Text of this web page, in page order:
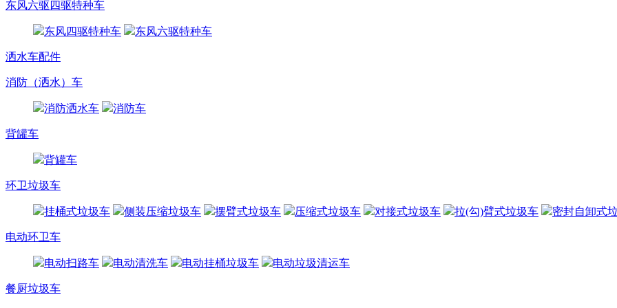
东风六驱四驱特种车
东风四驱特种车 东风六驱特种车
洒水车配件
消防（洒水）车
消防洒水车 消防车
背罐车
背罐车
环卫垃圾车
挂桶式垃圾车 侧装压缩垃圾车 摆臂式垃圾车 压缩式垃圾车 对接式垃圾车 拉(勾)臂式垃圾车 密封自卸式
电动环卫车
电动扫路车 电动清洗车 电动挂桶垃圾车 电动垃圾清运车
餐厨垃圾车